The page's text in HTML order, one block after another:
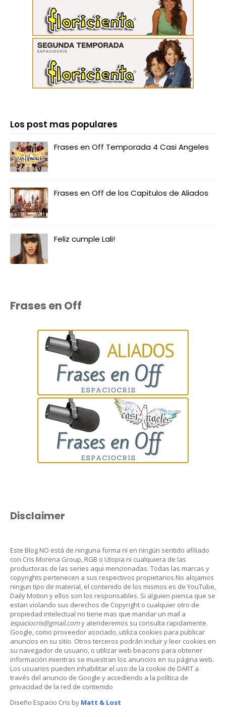
Los post mas populares
Frases en Off Temporada 4 Casi Angeles
Frases en Off de los Capitulos de Aliados
Feliz cumple Lali!
Frases en Off
Disclaimer
Este Blog NO está de ninguna forma ni en ningún sentido afiliado
con Cris Morena Group, RGB o Utopia ni cualquiera de las
productoras de las series aqui mencionadas. Todas las marcas y
copyrights pertenecen a sus respectivos propietarios.No alojamos
ningun tipo de material, el contenido de los mismos es de YouTube,
Daily Motion y ellos son los responsables. Si alguien piensa que se
estan violando sus derechos de Copyright o cualquier otro de
propiedad intelectual no tiene mas que mandar un mail a
espaciocris@gmail.comy atenderemos su consulta rapidamente.
Google, como proveedor asociado, utiliza cookies para publicar
anuncios en su sitio. Otros terceros podrán incluir y leer cookies en
su navegador de usuario, o utilizar web beacons para obtener
información mientras se muestran los anuncios en su página web.
Los usuarios pueden inhabilitar el uso de la cookie de DART a
través del anuncio de Google y accediendo a la política de
privacidad de la red de contenido
Diseño Espacio Cris by Matt & Lost